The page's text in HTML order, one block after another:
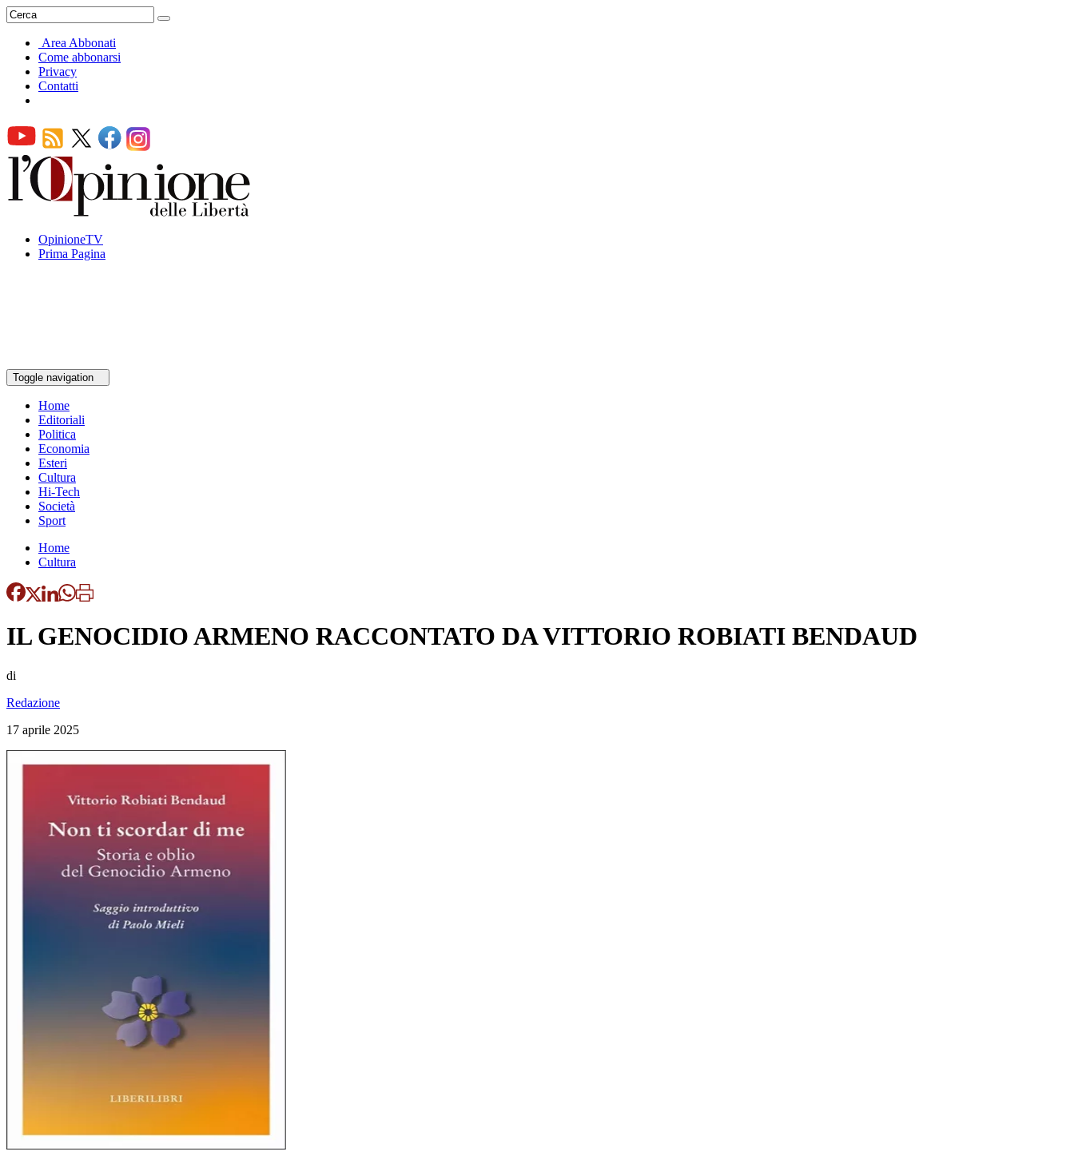
Area Abbonati
Come abbonarsi
Privacy
Contatti
OpinioneTV
Prima Pagina
Toggle navigation
Home
Editoriali
Politica
Economia
Esteri
Cultura
Hi-Tech
Società
Sport
Home
Cultura
IL GENOCIDIO ARMENO RACCONTATO DA VITTORIO ROBIATI BENDAUD
di
Redazione
17 aprile 2025